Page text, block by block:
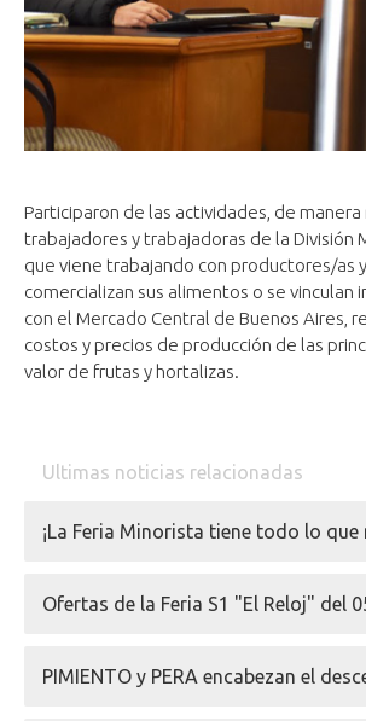
Participaron de las actividades, de
trabajadores y trabajadoras de la División
que viene trabajando con productores/as
comercializan sus alimentos o se vinculan
con el Mercado Central de Buenos Aires,
costos y precios de producción de las
valor de frutas y hortalizas.
Ultimas noticias relacionadas
¡La Feria Minorista tiene todo lo que
Ofertas de la Feria S1 "El Reloj" del
PIMIENTO y PERA encabezan el